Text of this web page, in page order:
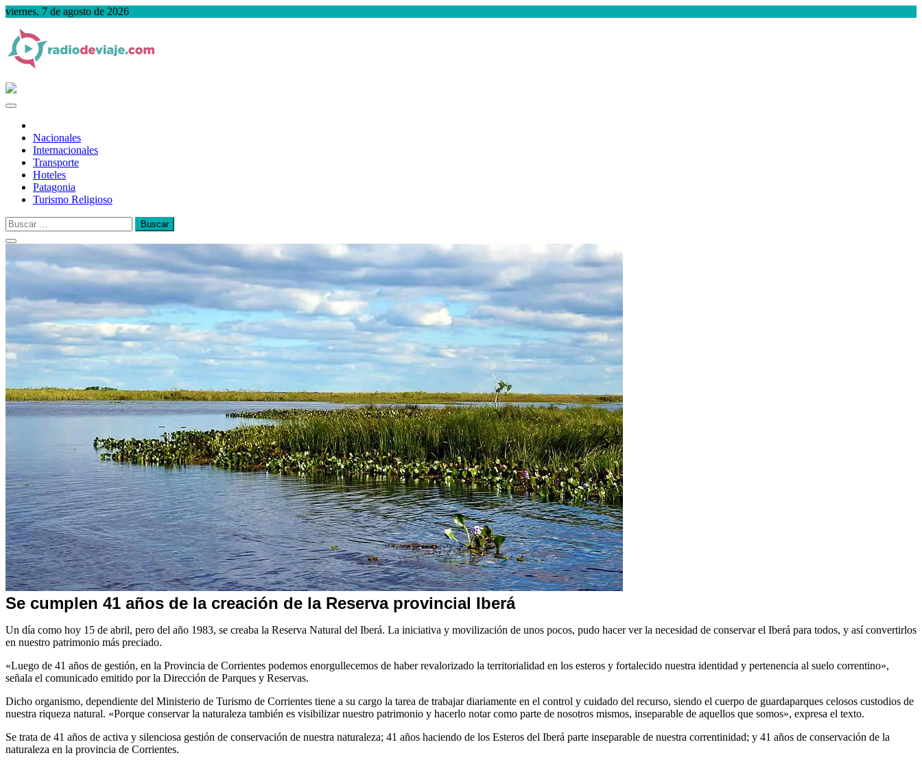
Saltar
contenido
viernes, 7 de agosto de 2026
Radio de Viaje
Nacionales
Internacionales
Transporte
Hoteles
Patagonia
Turismo Religioso
Buscar:
Noticias
de
Turismo
Se cumplen 41 años de la creación de la Reserva provincial Iberá
Un día como hoy 15 de abril, pero del año 1983, se creaba la Reserva Natural del Iberá. La iniciativa y movilización de unos pocos, pudo hacer ver la necesidad de conservar el Iberá para todos, y así convertirlos
en nuestro patrimonio más preciado.
«Luego de 41 años de gestión, en la Provincia de Corrientes podemos enorgullecemos de haber revalorizado la territorialidad en los esteros y fortalecido nuestra identidad y pertenencia al suelo correntino»,
señala el comunicado emitido por la Dirección de Parques y Reservas.
Dicho organismo, dependiente del Ministerio de Turismo de Corrientes tiene a su cargo la tarea de trabajar diariamente en el control y cuidado del recurso, siendo el cuerpo de guardaparques celosos custodios de
nuestra riqueza natural. «Porque conservar la naturaleza también es visibilizar nuestro patrimonio y hacerlo notar como parte de nosotros mismos, inseparable de aquellos que somos», expresa el texto.
Se trata de 41 años de activa y silenciosa gestión de conservación de nuestra naturaleza; 41 años haciendo de los Esteros del Iberá parte inseparable de nuestra correntinidad; y 41 años de conservación de la
naturaleza en la provincia de Corrientes.